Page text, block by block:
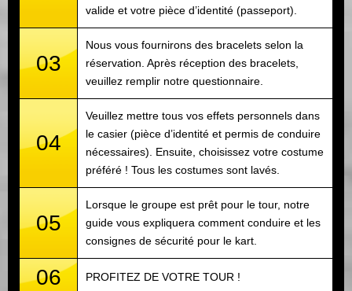
valide et votre pièce d’identité (passeport).
03
Nous vous fournirons des bracelets selon la
réservation. Après réception des bracelets,
veuillez remplir notre questionnaire.
04
Veuillez mettre tous vos effets personnels dans
le casier (pièce d’identité et permis de conduire
nécessaires). Ensuite, choisissez votre costume
préféré ! Tous les costumes sont lavés.
05
Lorsque le groupe est prêt pour le tour, notre
guide vous expliquera comment conduire et les
consignes de sécurité pour le kart.
06 PROFITEZ DE VOTRE TOUR !